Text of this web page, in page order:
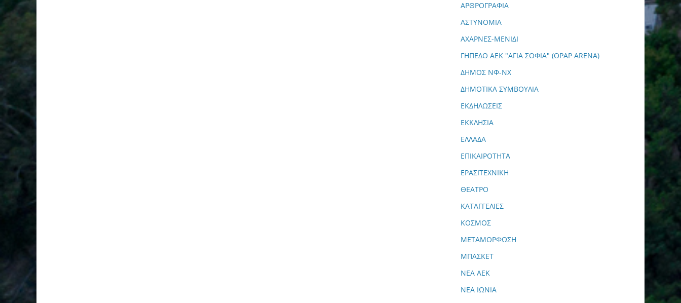
ΑΡΘΡΟΓΡΑΦΙΑ
ΑΣΤΥΝΟΜΙΑ
ΑΧΑΡΝΕΣ-ΜΕΝΙΔΙ
ΓΗΠΕΔΟ ΑΕΚ "ΑΓΙΑ ΣΟΦΙΑ" (OPAP ARENA)
ΔΗΜΟΣ ΝΦ-ΝΧ
ΔΗΜΟΤΙΚΑ ΣΥΜΒΟΥΛΙΑ
ΕΚΔΗΛΩΣΕΙΣ
ΕΚΚΛΗΣΙΑ
ΕΛΛΑΔΑ
ΕΠΙΚΑΙΡΟΤΗΤΑ
ΕΡΑΣΙΤΕΧΝΙΚΗ
ΘΕΑΤΡΟ
ΚΑΤΑΓΓΕΛΙΕΣ
ΚΟΣΜΟΣ
ΜΕΤΑΜΟΡΦΩΣΗ
ΜΠΑΣΚΕΤ
ΝΕΑ ΑΕΚ
ΝΕΑ ΙΩΝΙΑ